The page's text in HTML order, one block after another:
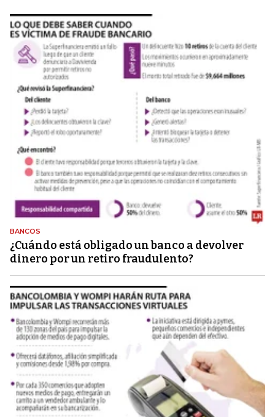
BANCOS
¿Cuándo está obligado un banco a devolver
dinero por un retiro fraudulento?